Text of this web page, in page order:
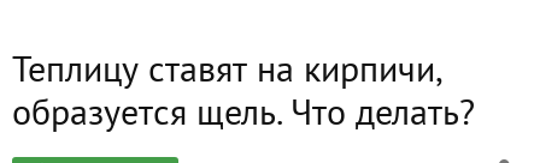
Теплицу ставят на кирпичи,
образуется щель. Что делать?